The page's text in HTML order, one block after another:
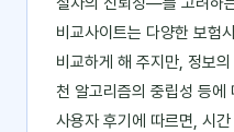
비교사이트는 다양한 보험
비교하게 해 주지만, 정보
천 알고리즘의 중립성 등에
사용자 후기에 따르면, 시